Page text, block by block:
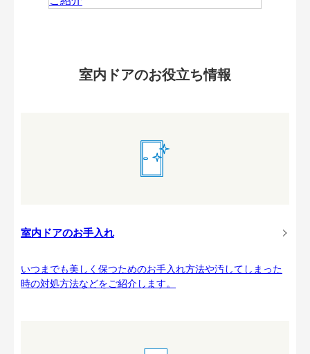
室内ドアのお役立ち情報
室内ドアのお手入れ
いつまでも美しく保つためのお手入れ方法や汚してしまった
時の対処方法などをご紹介します。